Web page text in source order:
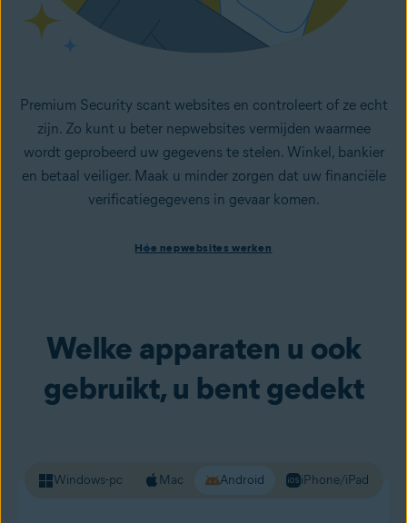
Premium Security scant websites en controleert of ze echt
zijn. Zo kunt u beter nepwebsites vermijden waarmee
wordt geprobeerd uw gegevens te stelen. Winkel, bankier
en betaal veiliger. Maak u minder zorgen dat uw financiële
verificatiegegevens in gevaar komen.
Gespoofte websites zijn een veelgebruikt middel van
informatie zoals uw wachtwoorden en andere persoonlijke
gegevens te stelen. Premium Security waarschuwt u voor
onveilige websites voordat deze worden geladen. Zo kunt
Hoe nepwebsites werken
Welke apparaten u ook
gebruikt, u bent gedekt
Windows-pc Mac Android iPhone/iPad